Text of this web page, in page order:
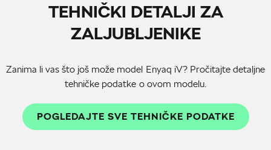
TEHNIČKI DETALJI ZA
ZALJUBLJENIKE
Zanima li vas što još može model Enyaq iV? Pročitajte detaljne
POGLEDAJTE SVE TEHNIČKE PODATKE